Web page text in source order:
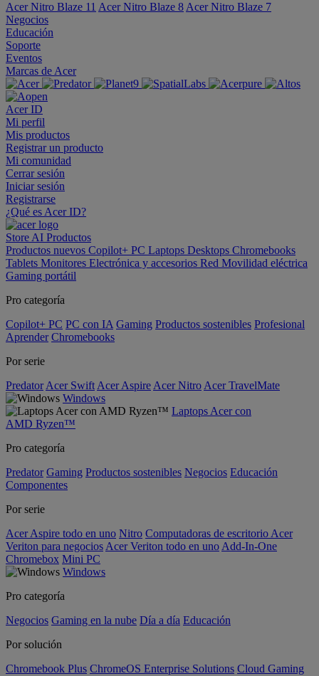
Acer Nitro Blaze 11 Acer Nitro Blaze 8 Acer Nitro Blaze 7
Negocios
Educación
Soporte
Eventos
Marcas de Acer
Acer ID
Mi perfil
Mis productos
Registrar un producto
Mi comunidad
Cerrar sesión
Iniciar sesión
Registrarse
¿Qué es Acer ID?
Store AI Productos
Productos nuevos Copilot+ PC Laptops Desktops Chromebooks
Tablets Monitores Electrónica y accesorios Red Movilidad eléctrica
Gaming portátil
Pro categoría
Copilot+ PC PC con IA Gaming Productos sostenibles Profesional
Aprender Chromebooks
Por serie
Predator Acer Swift Acer Aspire Acer Nitro Acer TravelMate
Windows
Laptops Acer con
AMD Ryzen™
Pro categoría
Predator Gaming Productos sostenibles Negocios Educación
Componentes
Por serie
Acer Aspire todo en uno Nitro Computadoras de escritorio Acer
Veriton para negocios Acer Veriton todo en uno Add-In-One
Chromebox Mini PC
Windows
Pro categoría
Negocios Gaming en la nube Día a día Educación
Por solución
Chromebook Plus ChromeOS Enterprise Solutions Cloud Gaming